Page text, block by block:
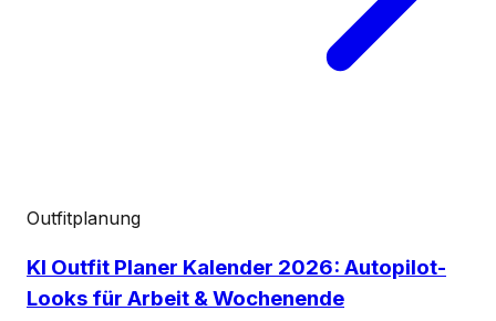
Outfitplanung
KI Outfit Planer Kalender 2026: Autopilot-
Looks für Arbeit & Wochenende